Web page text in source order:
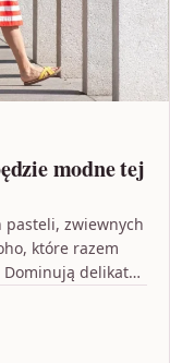
modne tej
pasteli, zwiewnych
które razem
delikatne